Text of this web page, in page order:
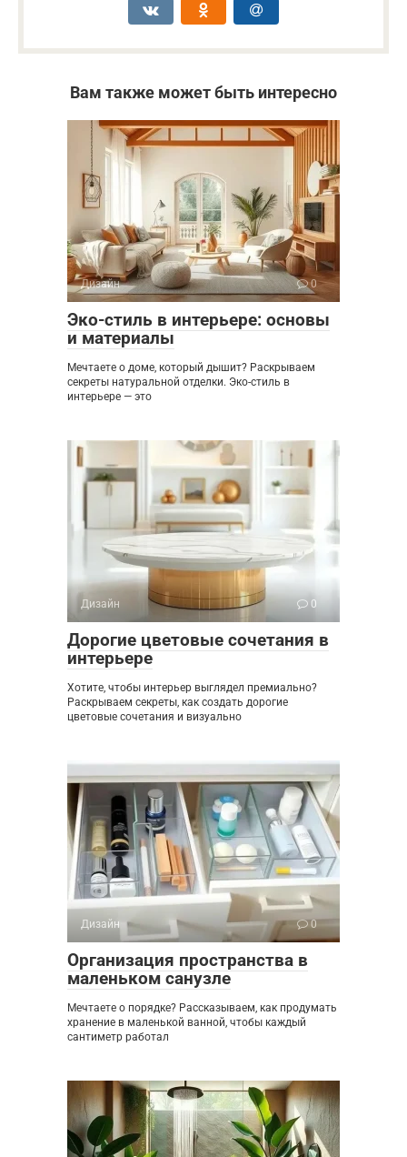
Вам также может быть интересно
Дизайн 0
Эко-стиль в интерьере: основы
и материалы
Мечтаете о доме, который дышит? Раскрываем
секреты натуральной отделки. Эко-стиль в
интерьере — это
Дизайн 0
Дорогие цветовые сочетания в
интерьере
Хотите, чтобы интерьер выглядел премиально?
Раскрываем секреты, как создать дорогие
цветовые сочетания и визуально
Дизайн 0
Организация пространства в
маленьком санузле
Мечтаете о порядке? Рассказываем, как продумать
хранение в маленькой ванной, чтобы каждый
сантиметр работал